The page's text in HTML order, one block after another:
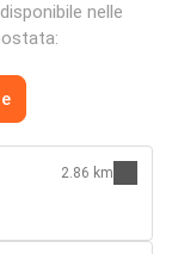
nelle
2.86 km